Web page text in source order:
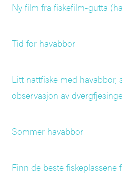
Ny film fra fiskefilm-gutta
Tid for havabbor
Litt nattfiske med havabbor,
observasjon av
Sommer havabbor
Finn de beste fiskeplassene